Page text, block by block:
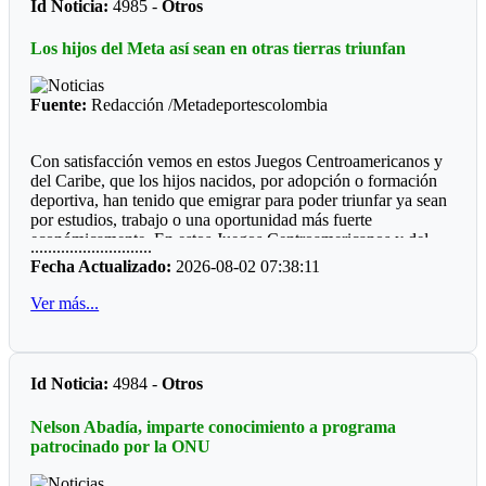
Juvenil femenino: Juan Rozo (Acacias)
Juvenil masculino: Pablo E. Riveros (Acacias)
Prejuvenil masculino: Colegio Cofrem (Acacias)
Juvenil masculino: Colegio Cofrem (Acacias)
Juvenil femenino: Manuela Beltrán (San Martín)
Prejuvenil femenino: José María Córdoba (Guamal)
Prejuvenil masculino: Sto Domingo Savio (Acacias)
Juvenil femenino: Campestre Domisiano (Guamal)
Juvenil masculino: Sto Domingo Savio (Acacias)
Id Noticia: 4985 -Otros
Los hijos del Meta así sean en otras tierras triunfan
Fuente: Redacción /Metadeportescolombia
Con satisfacción vemos en estos Juegos Centroamericanos y
del Caribe, que los hijos nacidos, por adopción o formación
deportiva, han tenido que emigrar para poder triunfar ya sean
por estudios, trabajo o una oportunidad más fuerte
económicamente. En estos Juegos Centroamericanos y del
Caribe de Santo Domingo, lo estamos viendo:
*Ajedrez*
defiendo los colores de la Liga de Ajedrez del Meta, fue
también recibió los consejos de Javier Marroquín ,hoy está en
del Valle del Cauca. Ganó oro y plata en la capital
dominicana.
............................
Fecha Actualizado: 2026-08-02 07:38:11
Ver más...
Id Noticia: 4984 -Otros
Nelson Abadía, imparte conocimiento a programa
patrocinado por la ONU